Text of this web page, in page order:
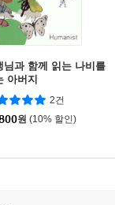
님과 함께 읽는 나비를
아버지
2건
원 (10% 할인)